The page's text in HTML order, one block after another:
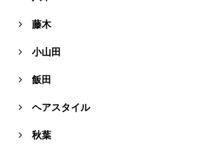
 藤木
 小山田
 飯田
 ヘアスタイル
 秋葉